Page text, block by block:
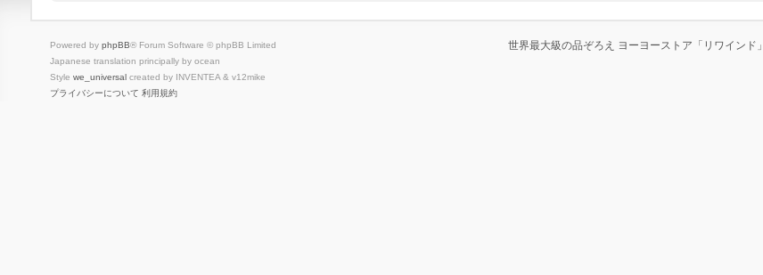
世界最大級の品ぞろえ ヨーヨーストア「リワインド」
Powered by phpBB® Forum Software © phpBB Limited
Japanese translation principally by ocean
Style we_universalcreated by INVENTEA & v12mike
プライバシーについて 利用規約